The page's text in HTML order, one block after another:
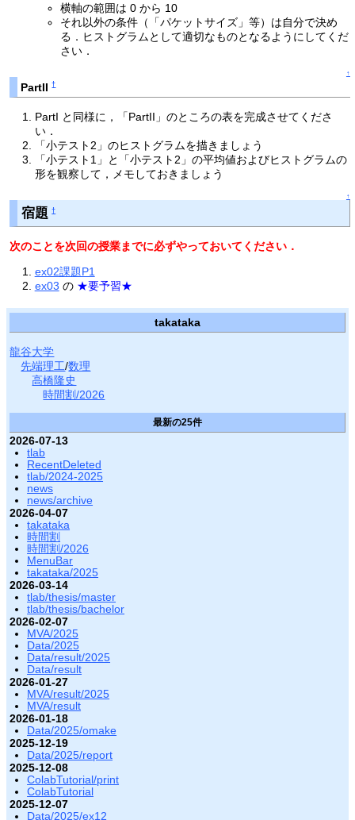
横軸の範囲は 0 から 10
それ以外の条件（「パケットサイズ」等）は自分で決め
る．ヒストグラムとして適切なものとなるようにしてくだ
さい．
↑
PartII †
PartI と同様に，「PartII」のところの表を完成させてくださ
い．
「小テスト2」のヒストグラムを描きましょう
「小テスト1」と「小テスト2」の平均値およびヒストグラムの
形を観察して，メモしておきましょう
↑
宿題 †
次のことを次回の授業までに必ずやっておいてください．
ex02課題P1
ex03 の ★要予習★
takataka
龍谷大学
先端理工/数理
高橋隆史
時間割/2026
最新の25件
2026-07-13
tlab
RecentDeleted
tlab/2024-2025
news
news/archive
2026-04-07
takataka
時間割
時間割/2026
MenuBar
takataka/2025
2026-03-14
tlab/thesis/master
tlab/thesis/bachelor
2026-02-07
MVA/2025
Data/2025
Data/result/2025
Data/result
2026-01-27
MVA/result/2025
MVA/result
2026-01-18
Data/2025/omake
2025-12-19
Data/2025/report
2025-12-08
ColabTutorial/print
ColabTutorial
2025-12-07
Data/2025/ex12